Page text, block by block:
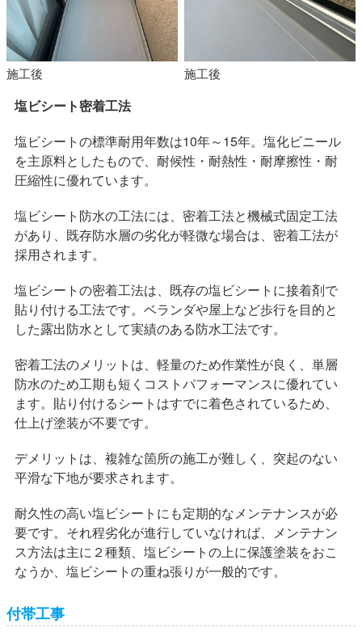
施工後 施工後
塩ビシート密着工法
塩ビシートの標準耐用年数は10年～15年。塩化ビニール
を主原料としたもので、耐候性・耐熱性・耐摩擦性・耐
圧縮性に優れています。
塩ビシート防水の工法には、密着工法と機械式固定工法
があり、既存防水層の劣化が軽微な場合は、密着工法が
採用されます。
塩ビシートの密着工法は、既存の塩ビシートに接着剤で
貼り付ける工法です。ベランダや屋上など歩行を目的と
した露出防水として実績のある防水工法です。
密着工法のメリットは、軽量のため作業性が良く、単層
防水のため工期も短くコストパフォーマンスに優れてい
ます。貼り付けるシートはすでに着色されているため、
仕上げ塗装が不要です。
デメリットは、複雑な箇所の施工が難しく、突起のない
平滑な下地が要求されます。
耐久性の高い塩ビシートにも定期的なメンテナンスが必
要です。それ程劣化が進行していなければ、メンテナン
ス方法は主に２種類、塩ビシートの上に保護塗装をおこ
なうか、塩ビシートの重ね張りが一般的です。
付帯工事